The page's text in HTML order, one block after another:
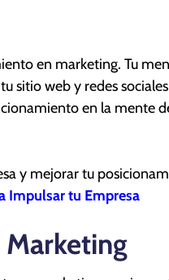
en marketing. Tu
sitio web y redes
en la mente
y mejorar tu
Impulsar tu Empresa